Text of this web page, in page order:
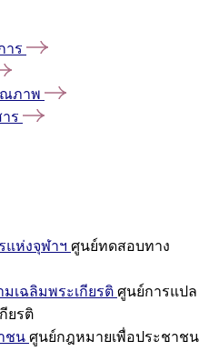
าร
ณภาพ
ร
แห่งจุฬาฯ ศูนย์ทดสอบทาง
เฉลิมพระเกียรติ ศูนย์การแปล
ยรติ
ชน ศูนย์กฎหมายเพื่อประชาชน